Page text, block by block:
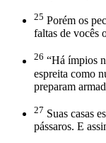
25 Porém os
faltas de vocês
26 “Há ímpios
espreita como
preparam
27 Suas casas
pássaros. E